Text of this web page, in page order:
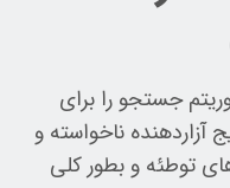
جستجو را برای
آزاردهنده ناخواسته و
توطئه و بطور کلی